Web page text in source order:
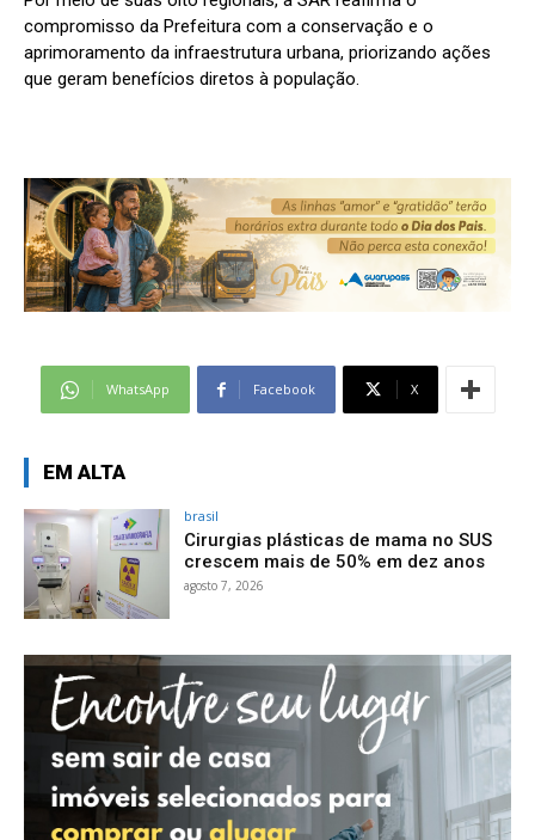
compromisso da Prefeitura com a conservação e o
aprimoramento da infraestrutura urbana, priorizando ações
que geram benefícios diretos à população.
WhatsApp Facebook X
EM ALTA
brasil
Cirurgias plásticas de mama no SUS
crescem mais de 50% em dez anos
agosto 7, 2026